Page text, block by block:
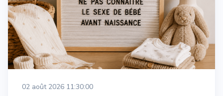
02 août 2026 11:30:00